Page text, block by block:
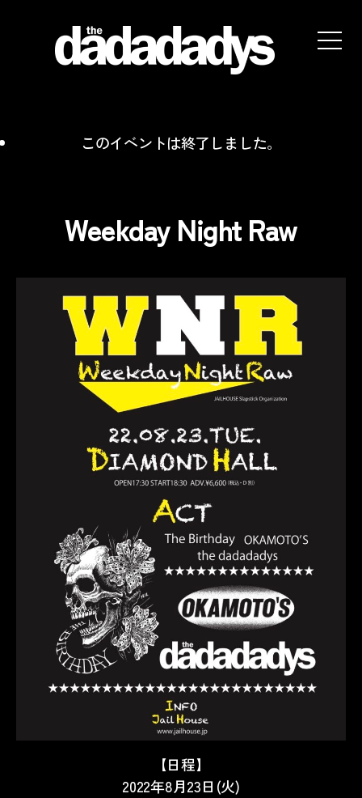
websiteこのイベントは終了しました。
Weekday Night Raw
【日程】
2022年8月23日(火)